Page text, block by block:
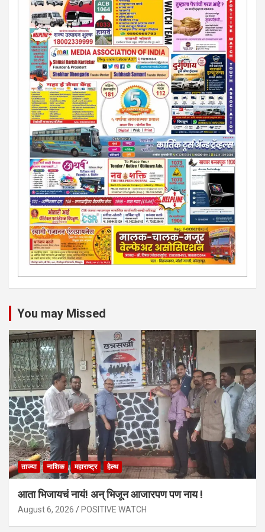
You may Missed
ताज्या नाशिक महाराष्ट्र हेल्थ
आता भिजायचं नायं! अन् भिजून आजारपण पण नाय !
August 6, 2026 POSITIVE WATCH